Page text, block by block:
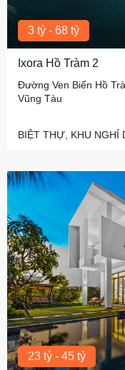
3 tỷ - 68 tỷ
Ixora Hồ Tràm 2
Đường Ven Biển Hồ
Vũng Tàu
BIỆT THỰ, KHU NGHỈ
23 tỷ - 45 tỷ